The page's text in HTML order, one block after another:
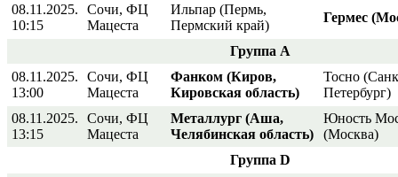
08.11.2025.
10:15
Сочи, ФЦ
Мацеста
Ильпар (Пермь,
Пермский край)
Гермес
Группа А
08.11.2025.
13:00
Сочи, ФЦ
Мацеста
Фанком (Киров,
Кировская область)
Тосно
Петербург)
08.11.2025.
13:15
Сочи, ФЦ
Мацеста
Металлург (Аша,
Челябинская область)
Юность
(Москва)
Группа D